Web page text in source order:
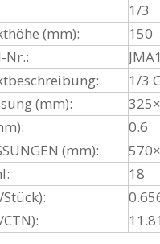
1/3
(mm):
150
Nr.:
1/3
(mm):
0.6
(mm):
18
11.81